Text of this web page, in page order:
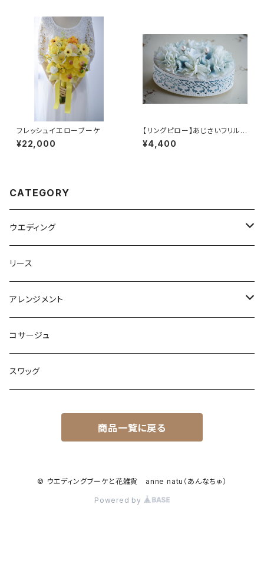
フレッシュイエローブーケ
¥22,000
【リングピロー】あじさいフリル
のリングピロー
¥4,400
CATEGORY
ウエディング
ブーケ
ラウンド
クラッチ
ヘッドパーツ
リストレット
リングピロー
リース
アレンジメント
ガラスドーム
フレーム
コサージュ
スワッグ
商品一覧に戻る
© ウエディングブーケと花雑貨 anne natu（あんなちゅ）
Powered by